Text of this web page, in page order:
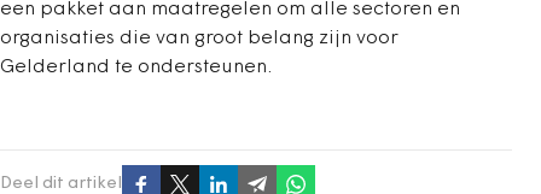
een pakket aan maatregelen om alle sectoren en
organisaties die van groot belang zijn voor
Gelderland te ondersteunen.
Deel dit artikel